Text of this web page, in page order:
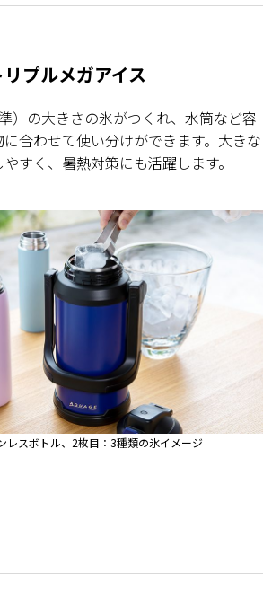
プルメガアイス
）の大きさの氷がつくれ、水筒など容
合わせて使い分けができます。大きな
すく、暑熱対策にも活躍します。
レスボトル、2枚目：3種類の氷イメージ